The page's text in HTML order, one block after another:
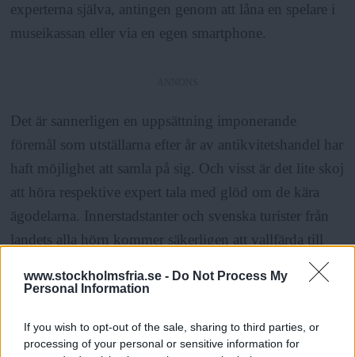
www.stockholmsfria.se - Do Not Process My
Personal Information
If you wish to opt-out of the sale, sharing to third parties, or
processing of your personal or sensitive information for
experterna själva, antingen genom att låna en spelare i
museikassan eller via en egen smartphone.
Det är sannerligen en uppsättning imponerande
föremål som utställarna efter år av antikvitetshandel har
haft möjlighet att samla på sig. Och visst är det lite skoj
att höra respektive expert tala med glöd om de kära
ägodelarna. Innerstadstanter och svenska turister från
landets alla hörn kommer säkerligen att vallfärda till
museet i sommar, om inte annat så för att kanske få se
en av tv-kändisarna i verkliga livet. Förhoppningsvis
på soptippen, för att istället börja användas eller säljas